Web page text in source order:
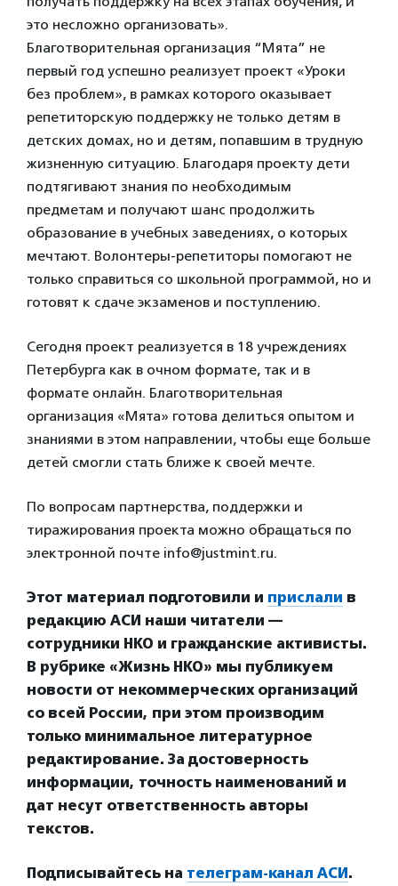
это несложно организовать».
Благотворительная организация “Мята” не
первый год успешно реализует проект «Уроки
без проблем», в рамках которого оказывает
репетиторскую поддержку не только детям в
детских домах, но и детям, попавшим в трудную
жизненную ситуацию. Благодаря проекту дети
подтягивают знания по необходимым
предметам и получают шанс продолжить
образование в учебных заведениях, о которых
мечтают. Волонтеры-репетиторы помогают не
только справиться со школьной программой, но и
готовят к сдаче экзаменов и поступлению.
Сегодня проект реализуется в 18 учреждениях
Петербурга как в очном формате, так и в
формате онлайн. Благотворительная
организация «Мята» готова делиться опытом и
знаниями в этом направлении, чтобы еще больше
детей смогли стать ближе к своей мечте.
По вопросам партнерства, поддержки и
тиражирования проекта можно обращаться по
электронной почте info@justmint.ru.
Этот материал подготовили и прислали в
редакцию АСИ наши читатели —
сотрудники НКО и гражданские активисты.
В рубрике «Жизнь НКО» мы публикуем
новости от некоммерческих организаций
со всей России, при этом производим
только минимальное литературное
редактирование. За достоверность
информации, точность наименований и
дат несут ответственность авторы
текстов.
Подписывайтесь на телеграм-канал АСИ.